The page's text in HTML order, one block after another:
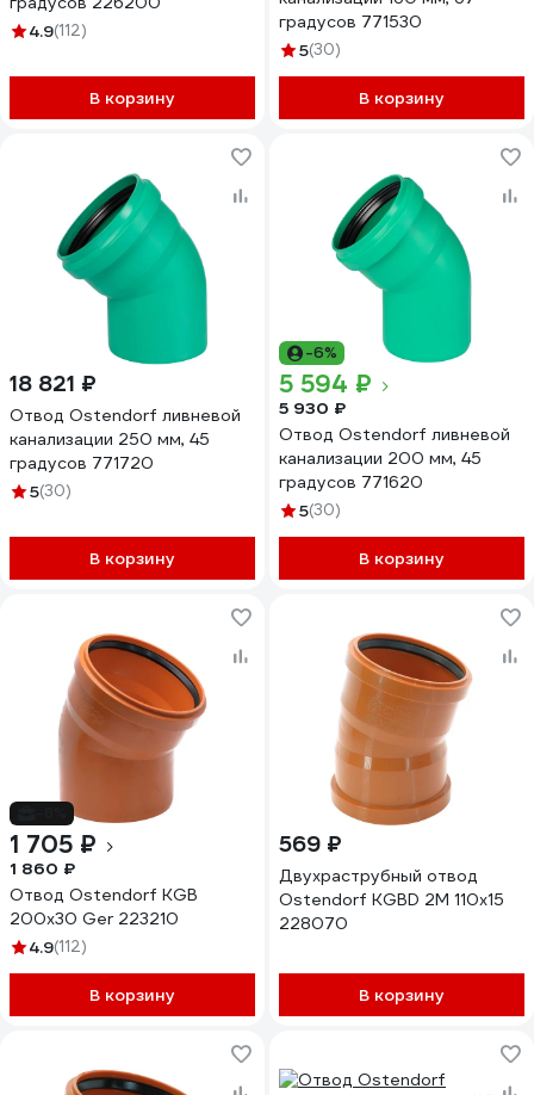
4.9(112)
В корзину
градусов 771530
5(30)
В корзину
18 821 ₽
Отвод Ostendorf ливневой
канализации 250 мм, 45
градусов 771720
5(30)
В корзину
-6%
5 594 ₽
5 930 ₽
Отвод Ostendorf ливневой
канализации 200 мм, 45
градусов 771620
5(30)
В корзину
1 705 ₽
1 860 ₽
Отвод Ostendorf KGВ
200x30 Ger 223210
4.9(112)
В корзину
569 ₽
Двухраструбный отвод
Ostendorf KGBD 2M 110x15
228070
В корзину